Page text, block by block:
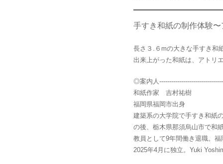
手すき和紙の制作体験
長さ３.６mの大きな手すき和
出来上がった和紙は、アトリ
◎案内人
和紙作家 吉村祐樹
福岡県福岡市出身
建築系の大学院で手すき和紙
の後、栃木県那須烏山市で和
教員として9年間働き退職。
2025年4月に独立。Yuki